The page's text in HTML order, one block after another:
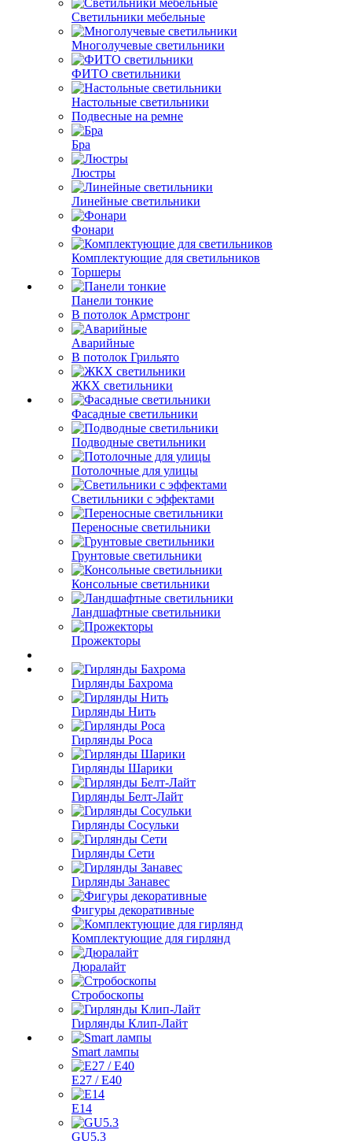
Светильники мебельные
Многолучевые светильники
ФИТО светильники
Настольные светильники
Подвесные на ремне
Бра
Люстры
Линейные светильники
Фонари
Комплектующие для светильников
Торшеры
Панели тонкие
В потолок Армстронг
Аварийные
В потолок Грильято
ЖКХ светильники
Фасадные светильники
Подводные светильники
Потолочные для улицы
Светильники с эффектами
Переносные светильники
Грунтовые светильники
Консольные светильники
Ландшафтные светильники
Прожекторы
Гирлянды Бахрома
Гирлянды Нить
Гирлянды Роса
Гирлянды Шарики
Гирлянды Белт-Лайт
Гирлянды Сосульки
Гирлянды Сети
Гирлянды Занавес
Фигуры декоративные
Комплектующие для гирлянд
Дюралайт
Стробоскопы
Гирлянды Клип-Лайт
Smart лампы
E27 / E40
E14
GU5.3